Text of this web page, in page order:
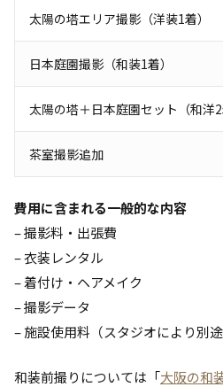
太陽の塔エリア撮影（洋装1着）
日本庭園撮影（和装1着）
太陽の塔＋日本庭園セット（和洋2
茶室撮影追加
費用に含まれる一般的な内容
– 撮影料・出張費
– 衣装レンタル
– 着付け・ヘアメイク
– 撮影データ
– 施設使用料（スタジオにより別途
和装前撮りについては「大阪の和